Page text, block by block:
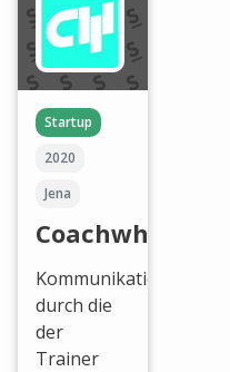
Startup
2020
Jena
Coachwhisperer
Kommunikationslösung,
durch die
der
Trainer